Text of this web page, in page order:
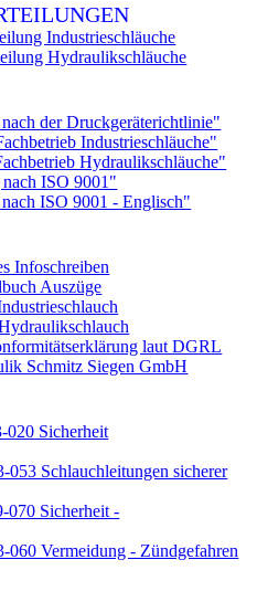
Industrieschläuche
Hydraulikschläuche
der Druckgeräterichtlinie"
Industrieschläuche"
Hydraulikschläuche"
ISO 9001"
ISO 9001 - Englisch"
Infoschreiben
Auszüge
laut DGRL
Schmitz Siegen GmbH
Sicherheit
Schlauchleitungen sicherer
Sicherheit -
Vermeidung - Zündgefahren